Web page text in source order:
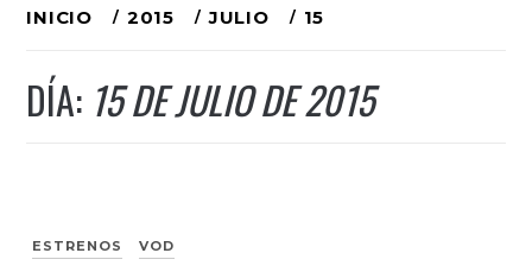
Ir
contenido
INICIO 2015 JULIO 15
DÍA: 15 DE JULIO DE 2015
ESTRENOS VOD